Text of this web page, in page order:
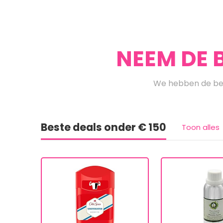
NEEM DE
We hebben de
Beste deals onder € 150 Toon alles